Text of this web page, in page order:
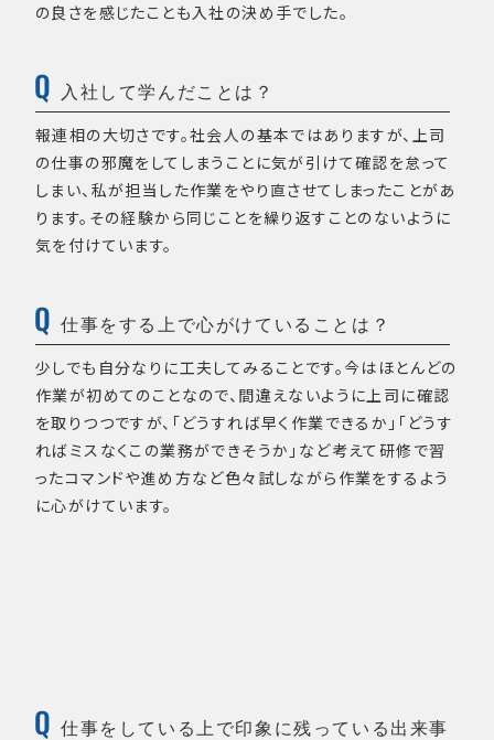
の良さを感じたことも入社の決め手でした。
入社して学んだことは？
報連相の大切さです。社会人の基本ではありますが、上司
の仕事の邪魔をしてしまうことに気が引けて確認を怠って
しまい、私が担当した作業をやり直させてしまったことがあ
ります。その経験から同じことを繰り返すことのないように
気を付けています。
仕事をする上で心がけていることは？
少しでも自分なりに工夫してみることです。今はほとんどの
作業が初めてのことなので、間違えないように上司に確認
を取りつつですが、「どうすれば早く作業できるか」「どうす
ればミスなくこの業務ができそうか」など考えて研修で習
ったコマンドや進め方など色々試しながら作業をするよう
に心がけています。
仕事をしている上で印象に残っている出来事